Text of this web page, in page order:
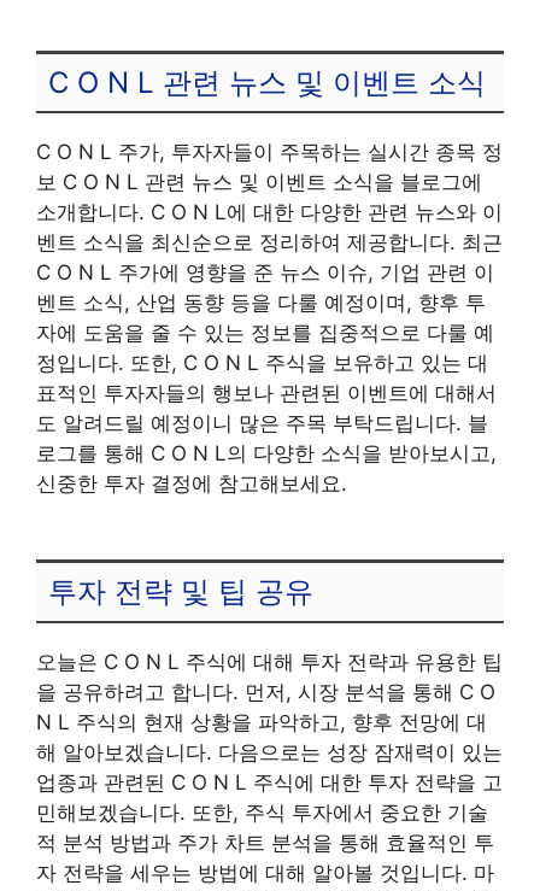
C O N L 관련 뉴스 및 이벤트 소식
C O N L 주가, 투자자들이 주목하는 실시간 종목 정
보 C O N L 관련 뉴스 및 이벤트 소식을 블로그에
소개합니다. C O N L에 대한 다양한 관련 뉴스와 이
벤트 소식을 최신순으로 정리하여 제공합니다. 최근
C O N L 주가에 영향을 준 뉴스 이슈, 기업 관련 이
벤트 소식, 산업 동향 등을 다룰 예정이며, 향후 투
자에 도움을 줄 수 있는 정보를 집중적으로 다룰 예
정입니다. 또한, C O N L 주식을 보유하고 있는 대
표적인 투자자들의 행보나 관련된 이벤트에 대해서
도 알려드릴 예정이니 많은 주목 부탁드립니다. 블
로그를 통해 C O N L의 다양한 소식을 받아보시고,
신중한 투자 결정에 참고해보세요.
투자 전략 및 팁 공유
오늘은 C O N L 주식에 대해 투자 전략과 유용한 팁
을 공유하려고 합니다. 먼저, 시장 분석을 통해 C O
N L 주식의 현재 상황을 파악하고, 향후 전망에 대
해 알아보겠습니다. 다음으로는 성장 잠재력이 있는
업종과 관련된 C O N L 주식에 대한 투자 전략을 고
민해보겠습니다. 또한, 주식 투자에서 중요한 기술
적 분석 방법과 주가 차트 분석을 통해 효율적인 투
자 전략을 세우는 방법에 대해 알아볼 것입니다. 마